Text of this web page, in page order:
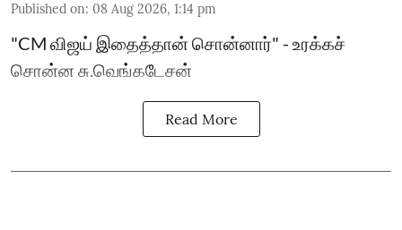
Published on: 08 Aug 2026, 1:14 pm
"CM விஜய் இதைத்தான் சொன்னார்" - உரக்கச்
சொன்ன சு.வெங்கடேசன்
Read More